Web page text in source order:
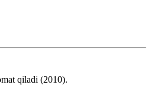
qiladi (2010).